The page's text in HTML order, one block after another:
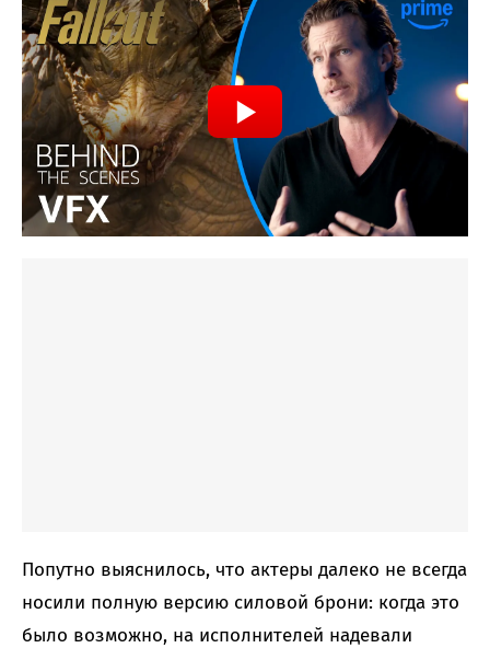
Попутно выяснилось, что актеры далеко не всегда
носили полную версию силовой брони: когда это
было возможно, на исполнителей надевали